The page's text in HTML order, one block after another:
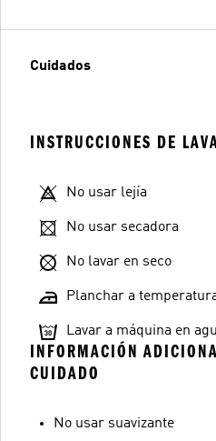
Cuidados
INSTRUCCIONES DE
No usar lejía
No usar secadora
No lavar en seco
Planchar a
Lavar a máquina en
INFORMACIÓN
CUIDADO
No usar suavizante